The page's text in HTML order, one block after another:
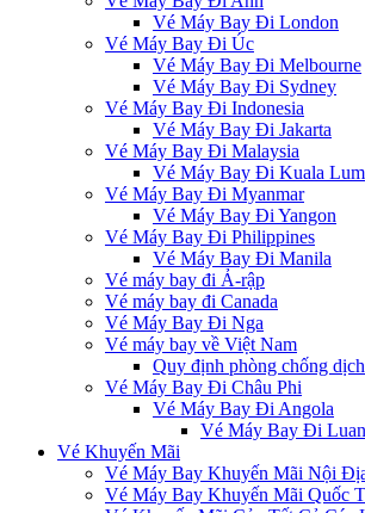
Vé Máy Bay Đi London
Vé Máy Bay Đi Úc
Vé Máy Bay Đi Melbourne
Vé Máy Bay Đi Sydney
Vé Máy Bay Đi Indonesia
Vé Máy Bay Đi Jakarta
Vé Máy Bay Đi Malaysia
Vé Máy Bay Đi Kuala
Vé Máy Bay Đi Myanmar
Vé Máy Bay Đi Yangon
Vé Máy Bay Đi Philippines
Vé Máy Bay Đi Manila
Vé máy bay đi Ả-rập
Vé máy bay đi Canada
Vé Máy Bay Đi Nga
Vé máy bay về Việt Nam
Quy định phòng chống
Vé Máy Bay Đi Châu Phi
Vé Máy Bay Đi Angola
Vé Máy Bay Đi
Vé Khuyến Mãi
Vé Máy Bay Khuyến Mãi Nội
Vé Máy Bay Khuyến Mãi Quốc